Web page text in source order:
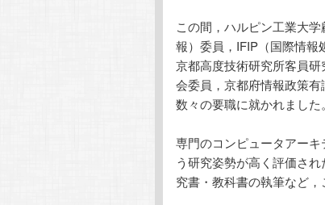
この間，ハルピン工業大
報）委員，IFIP（国際情報
京都高度技術研究所客員
会委員，京都府情報政策
数々の要職に就かれました。
専門のコンピュータアー
う研究姿勢が高く評価さ
究書・教科書の執筆など，